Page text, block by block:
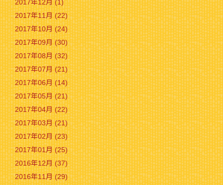
2017年12月 (1)
2017年11月 (22)
2017年10月 (24)
2017年09月 (30)
2017年08月 (32)
2017年07月 (21)
2017年06月 (14)
2017年05月 (21)
2017年04月 (22)
2017年03月 (21)
2017年02月 (23)
2017年01月 (25)
2016年12月 (37)
2016年11月 (29)